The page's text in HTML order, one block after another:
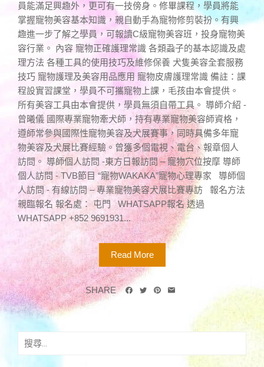
員能滿足興趣外，更可有一技傍身。修畢課程，學員將能
掌握寵物美容基本知識，親自動手為寵物修剪裝扮。有興
趣進一步了解之學員，可報讀C級寵物美容班，投身寵物美
容行業。 內容 寵物正確護理常識 各類蝨子的基本認識及處
理方法 各種工具的使用技巧及維修保養 犬隻美容全套服務
技巧 寵物護理及美容用品應用 寵物皮膚護理常識 備註：課
程設實習課堂，學員不可攜寵物上課，毛孩由本會提供。
所有美容工具由本會提供，學員無須自帶工具。 導師介紹 -
曾曦儀 國際專業寵物牽犬師，持有專業寵物美容師資格，
遵師常參與國際性寵物美容及犬展賽事，同時具備多年寵
物美容及犬展比賽經驗。曾獲多個電視、電台、報章個人
訪問。 導師個人訪問 -東方日報訪問 – 寵物穴位按摩 導師
個人訪問 - TVB節目 “寵物WAKAKA”寵物心理專家 導師個
人訪問 - 有線訪問 – 專業寵物美容犬展比賽專訪 報名方法
親臨報名 報名處： 屯門 WHATSAPP報名 透過
WHATSAPP +852 9691931...
Read More
SHARE
搜